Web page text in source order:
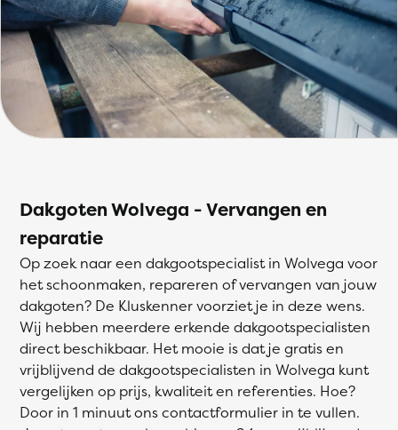
Dakgoten Wolvega - Vervangen en
reparatie
Op zoek naar een dakgootspecialist in Wolvega voor
het schoonmaken, repareren of vervangen van jouw
dakgoten? De Kluskenner voorziet je in deze wens.
Wij hebben meerdere erkende dakgootspecialisten
direct beschikbaar. Het mooie is dat je gratis en
vrijblijvend de dakgootspecialisten in Wolvega kunt
vergelijken op prijs, kwaliteit en referenties. Hoe?
Door in 1 minuut ons contactformulier in te vullen.